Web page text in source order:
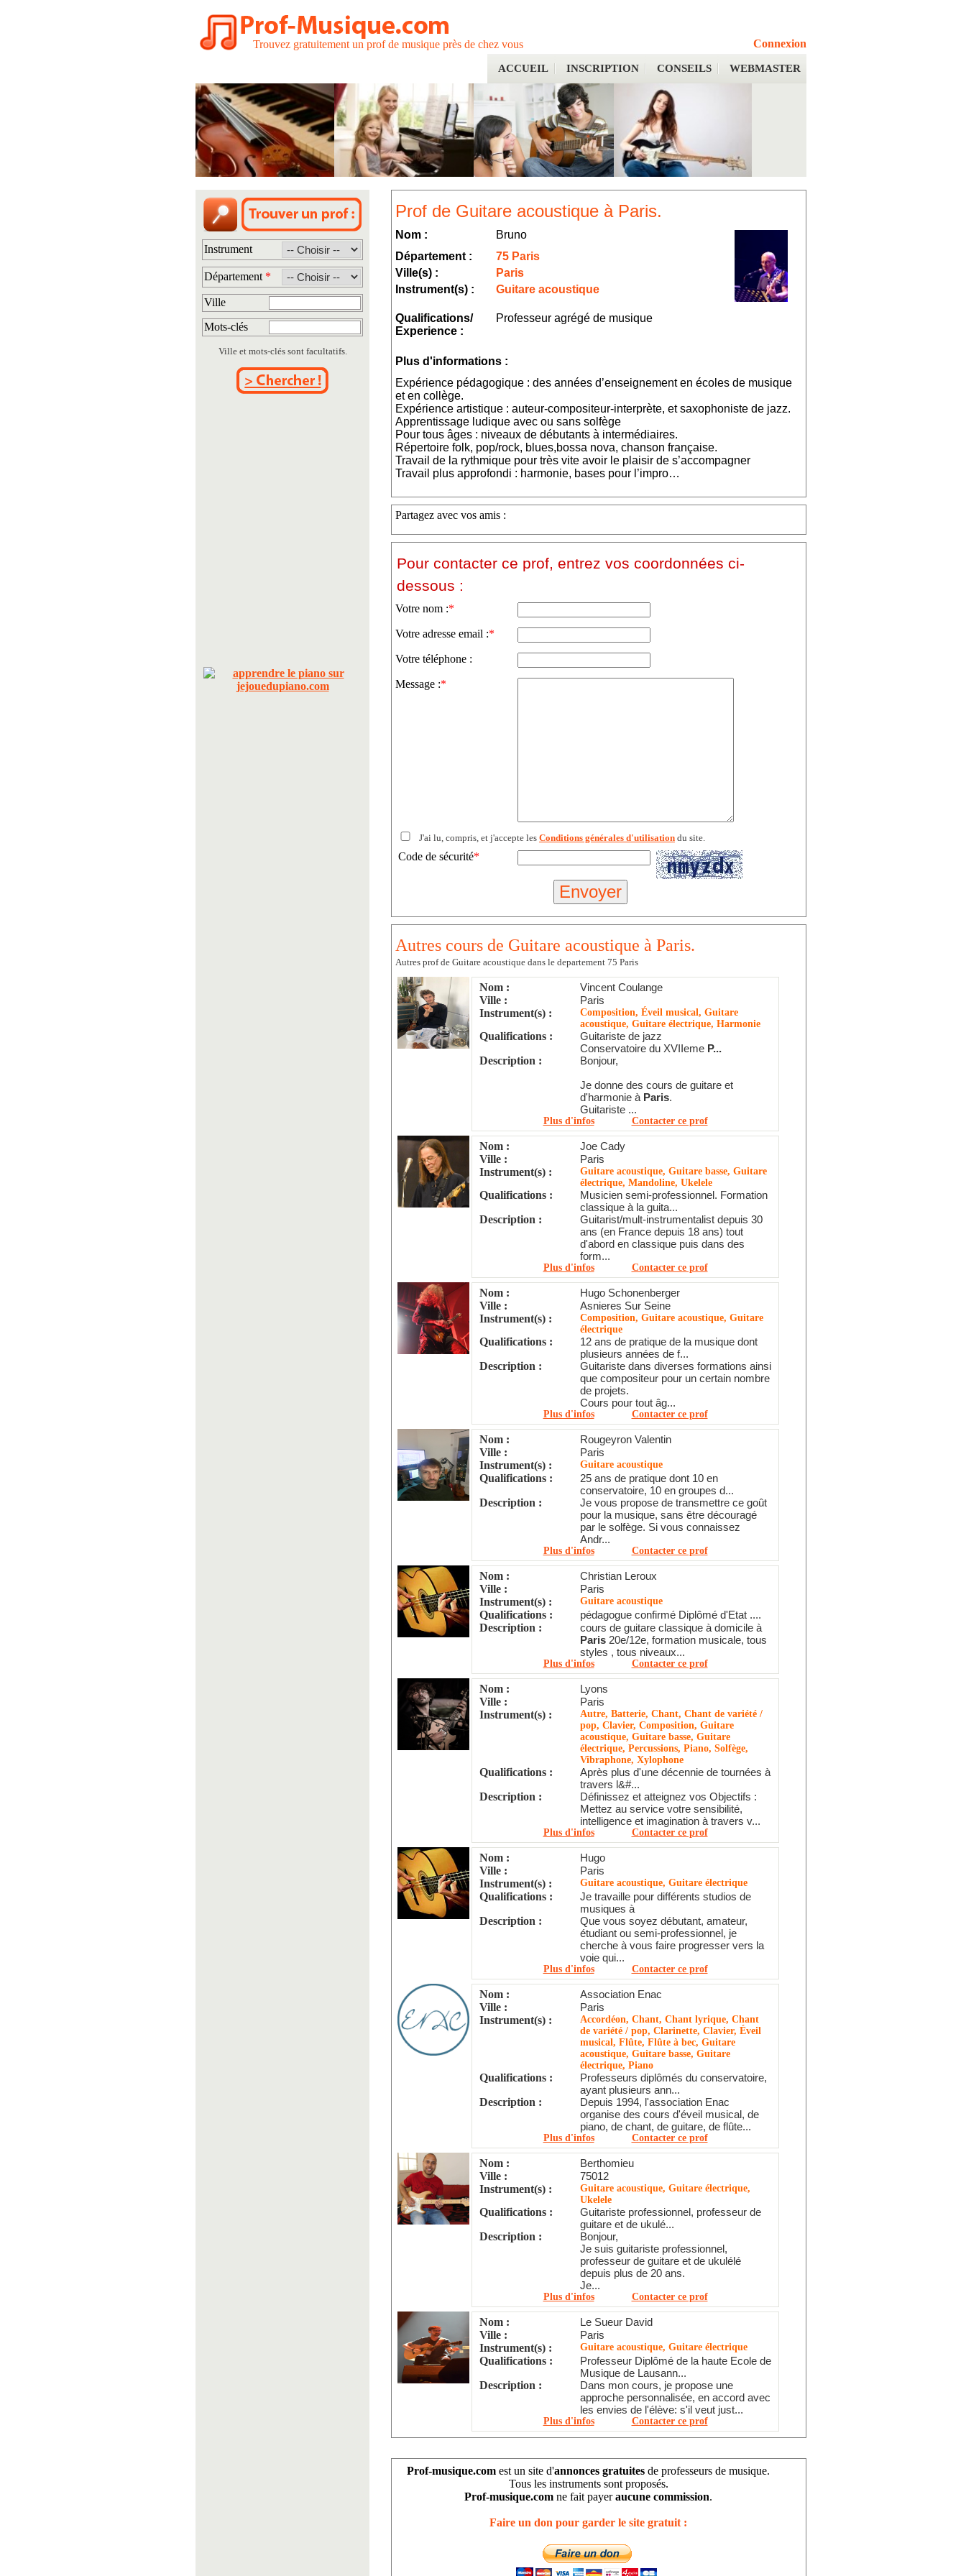
Trouvez gratuitement un prof de musique près de chez vous Connexion
ACCUEIL INSCRIPTION CONSEILS WEBMASTER
Instrument
Département *
Ville
Mots-clés
Ville et mots-clés sont facultatifs.
Prof de Guitare acoustique à Paris.
Nom :
Bruno
Département :
75 Paris
Ville(s) :
Paris
Instrument(s) :
Guitare acoustique
Qualifications/
Experience :
Professeur agrégé de musique
Plus d'informations :
Expérience pédagogique : des années d’enseignement en écoles de musique
et en collège.
Expérience artistique : auteur-compositeur-interprète, et saxophoniste de jazz.
Apprentissage ludique avec ou sans solfège
Pour tous âges : niveaux de débutants à intermédiaires.
Répertoire folk, pop/rock, blues,bossa nova, chanson française.
Travail de la rythmique pour très vite avoir le plaisir de s’accompagner
Travail plus approfondi : harmonie, bases pour l’impro…
Partagez avec vos amis :
Pour contacter ce prof, entrez vos coordonnées ci-
dessous :
Votre nom :*
Votre adresse email :*
Votre téléphone :
Message :*
J'ai lu, compris, et j'accepte les Conditions générales d'utilisation du site.
Code de sécurité*
Autres cours de Guitare acoustique à Paris.
Autres prof de Guitare acoustique dans le departement 75 Paris
Nom :
Vincent Coulange
Ville :
Paris
Instrument(s) :
Composition, Éveil musical, Guitare
acoustique, Guitare électrique, Harmonie
Qualifications :
Guitariste de jazz
Conservatoire du XVIIeme P...
Description :
Bonjour,
Je donne des cours de guitare et
d'harmonie à Paris.
Guitariste ...
Plus d'infos Contacter ce prof
Nom :
Joe Cady
Ville :
Paris
Instrument(s) :
Guitare acoustique, Guitare basse, Guitare
électrique, Mandoline, Ukelele
Qualifications :
Musicien semi-professionnel. Formation
classique à la guita...
Description :
Guitarist/mult-instrumentalist depuis 30
ans (en France depuis 18 ans) tout
d'abord en classique puis dans des
form...
Plus d'infos Contacter ce prof
Nom :
Hugo Schonenberger
Ville :
Asnieres Sur Seine
Instrument(s) :
Composition, Guitare acoustique, Guitare
électrique
Qualifications :
12 ans de pratique de la musique dont
plusieurs années de f...
Description :
Guitariste dans diverses formations ainsi
que compositeur pour un certain nombre
de projets.
Cours pour tout âg...
Plus d'infos Contacter ce prof
Nom :
Rougeyron Valentin
Ville :
Paris
Instrument(s) :
Guitare acoustique
Qualifications :
25 ans de pratique dont 10 en
conservatoire, 10 en groupes d...
Description :
Je vous propose de transmettre ce goût
pour la musique, sans être découragé
par le solfège. Si vous connaissez
Andr...
Plus d'infos Contacter ce prof
Nom :
Christian Leroux
Ville :
Paris
Instrument(s) :
Guitare acoustique
Qualifications :
pédagogue confirmé Diplômé d'Etat ....
Description :
cours de guitare classique à domicile à
Paris 20e/12e, formation musicale, tous
styles , tous niveaux...
Plus d'infos Contacter ce prof
Nom :
Lyons
Ville :
Paris
Instrument(s) :
Autre, Batterie, Chant, Chant de variété /
pop, Clavier, Composition, Guitare
acoustique, Guitare basse, Guitare
électrique, Percussions, Piano, Solfège,
Vibraphone, Xylophone
Qualifications :
Après plus d'une décennie de tournées à
travers l&#...
Description :
Définissez et atteignez vos Objectifs :
Mettez au service votre sensibilité,
intelligence et imagination à travers v...
Plus d'infos Contacter ce prof
Nom :
Hugo
Ville :
Paris
Instrument(s) :
Guitare acoustique, Guitare électrique
Qualifications :
Je travaille pour différents studios de
musiques à
Description :
Que vous soyez débutant, amateur,
étudiant ou semi-professionnel, je
cherche à vous faire progresser vers la
voie qui...
Plus d'infos Contacter ce prof
Nom :
Association Enac
Ville :
Paris
Instrument(s) :
Accordéon, Chant, Chant lyrique, Chant
de variété / pop, Clarinette, Clavier, Éveil
musical, Flûte, Flûte à bec, Guitare
acoustique, Guitare basse, Guitare
électrique, Piano
Qualifications :
Professeurs diplômés du conservatoire,
ayant plusieurs ann...
Description :
Depuis 1994, l'association Enac
organise des cours d'éveil musical, de
piano, de chant, de guitare, de flûte...
Plus d'infos Contacter ce prof
Nom :
Berthomieu
Ville :
75012
Instrument(s) :
Guitare acoustique, Guitare électrique,
Ukelele
Qualifications :
Guitariste professionnel, professeur de
guitare et de ukulé...
Description :
Bonjour,
Je suis guitariste professionnel,
professeur de guitare et de ukulélé
depuis plus de 20 ans.
Je...
Plus d'infos Contacter ce prof
Nom :
Le Sueur David
Ville :
Paris
Instrument(s) :
Guitare acoustique, Guitare électrique
Qualifications :
Professeur Diplômé de la haute Ecole de
Musique de Lausann...
Description :
Dans mon cours, je propose une
approche personnalisée, en accord avec
les envies de l'élève: s'il veut just...
Plus d'infos Contacter ce prof
Prof-musique.com est un site d'annonces gratuites de professeurs de musique.
Tous les instruments sont proposés.
Prof-musique.com ne fait payeraucune commission.
Faire un don pour garder le site gratuit :